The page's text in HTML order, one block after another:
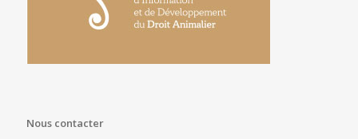
Nous contacter